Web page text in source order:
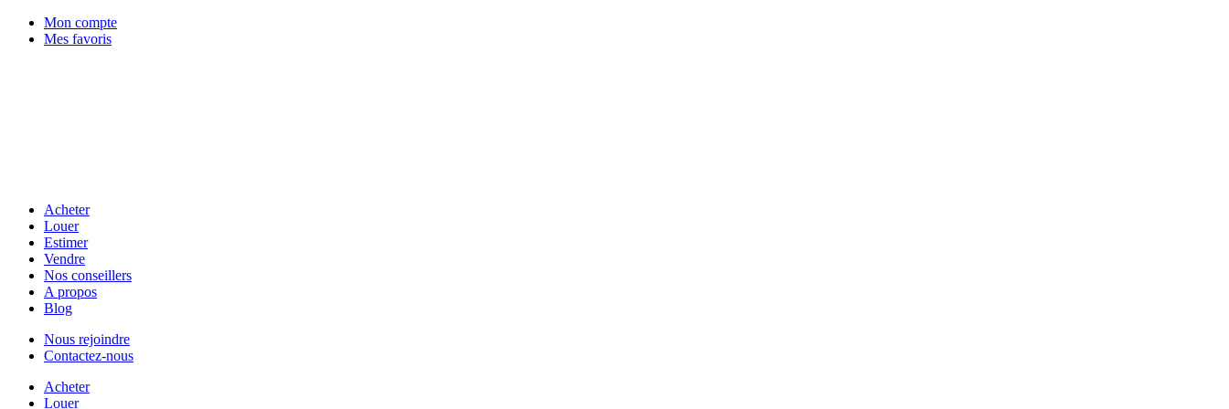
Mon compte
Mes favoris
Acheter
Louer
Estimer
Vendre
Nos conseillers
A propos
Blog
Nous rejoindre
Contactez-nous
Acheter
Louer